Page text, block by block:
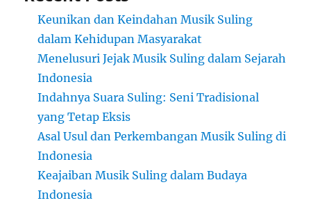
Keunikan dan Keindahan Musik Suling
dalam Kehidupan Masyarakat
Menelusuri Jejak Musik Suling dalam Sejarah
Indonesia
Indahnya Suara Suling: Seni Tradisional
yang Tetap Eksis
Asal Usul dan Perkembangan Musik Suling di
Indonesia
Keajaiban Musik Suling dalam Budaya
Indonesia